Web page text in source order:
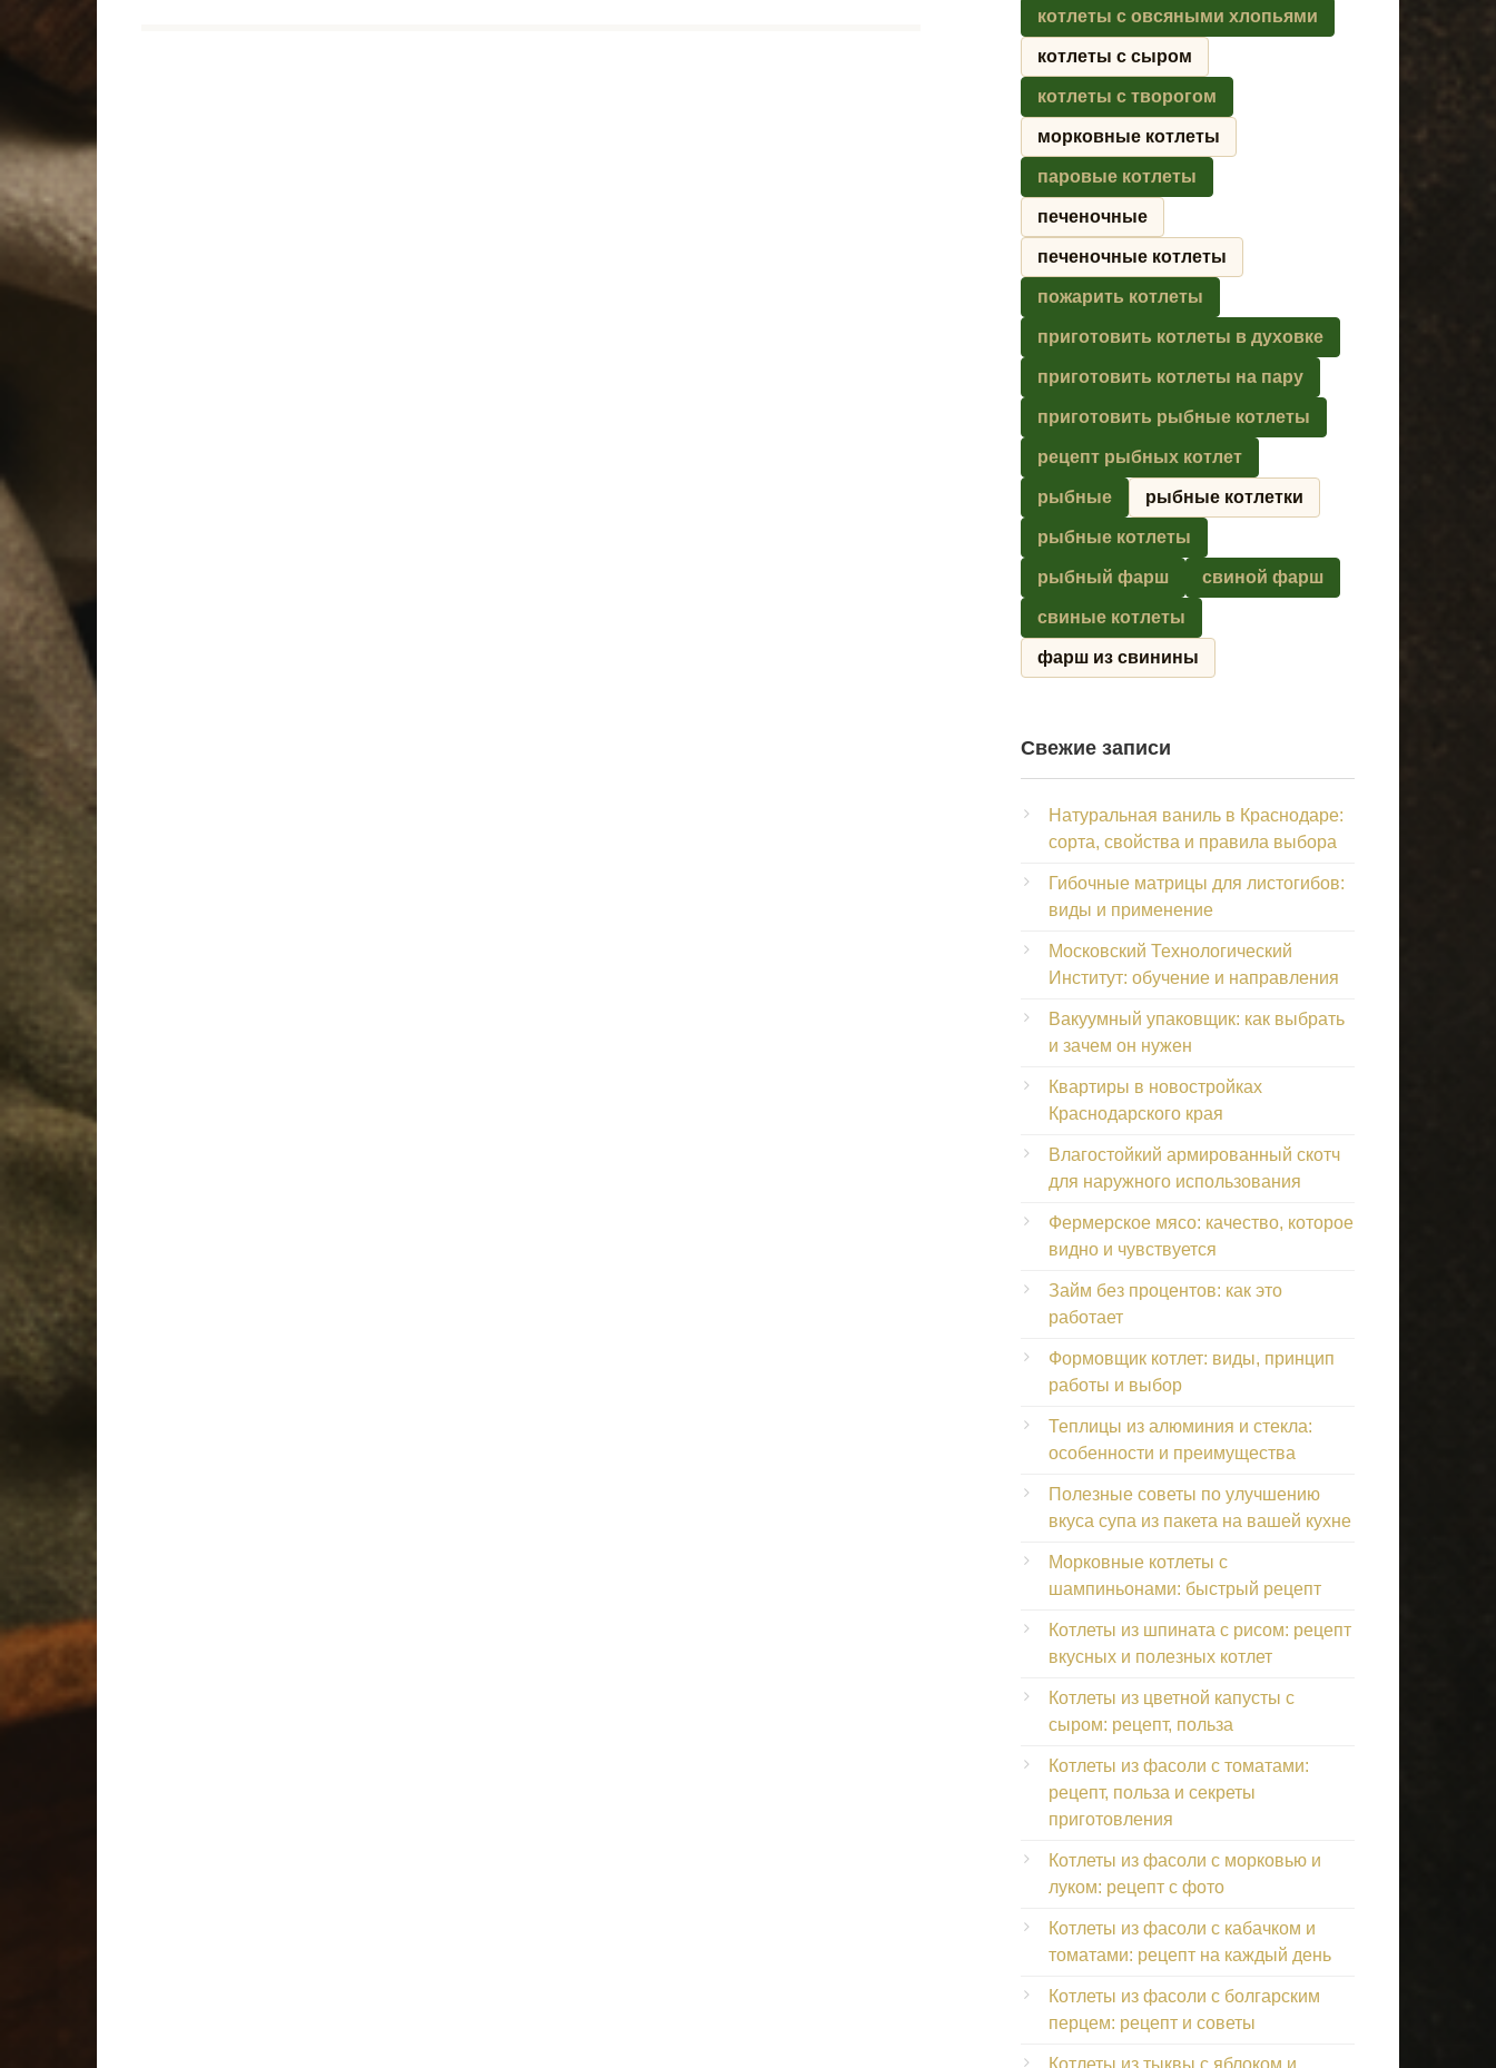
котлеты с овсяными хлопьями
котлеты с сыром
котлеты с творогом
морковные котлеты
паровые котлеты
печеночные
печеночные котлеты
пожарить котлеты
приготовить котлеты в духовке
приготовить котлеты на пару
приготовить рыбные котлеты
рецепт рыбных котлет
рыбные рыбные котлетки
рыбные котлеты
рыбный фарш свиной фарш
свиные котлеты
фарш из свинины
Свежие записи
Натуральная ваниль в Краснодаре:
сорта, свойства и правила выбора
Гибочные матрицы для листогибов:
виды и применение
Московский Технологический
Институт: обучение и направления
Вакуумный упаковщик: как выбрать
и зачем он нужен
Квартиры в новостройках
Краснодарского края
Влагостойкий армированный скотч
для наружного использования
Фермерское мясо: качество, которое
видно и чувствуется
Займ без процентов: как это
работает
Формовщик котлет: виды, принцип
работы и выбор
Теплицы из алюминия и стекла:
особенности и преимущества
Полезные советы по улучшению
вкуса супа из пакета на вашей кухне
Морковные котлеты с
шампиньонами: быстрый рецепт
Котлеты из шпината с рисом: рецепт
вкусных и полезных котлет
Котлеты из цветной капусты с
сыром: рецепт, польза
Котлеты из фасоли с томатами:
рецепт, польза и секреты
приготовления
Котлеты из фасоли с морковью и
луком: рецепт с фото
Котлеты из фасоли с кабачком и
томатами: рецепт на каждый день
Котлеты из фасоли с болгарским
перцем: рецепт и советы
Котлеты из тыквы с яблоком и